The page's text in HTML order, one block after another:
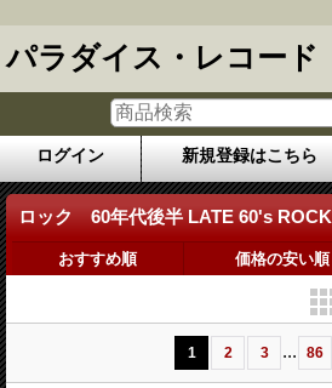
パラダイス・レコード
ログイン 新規登録はこちら
ロック 60年代後半 LATE 60's ROCK
おすすめ順 価格の安い順
1 2 3 ... 86